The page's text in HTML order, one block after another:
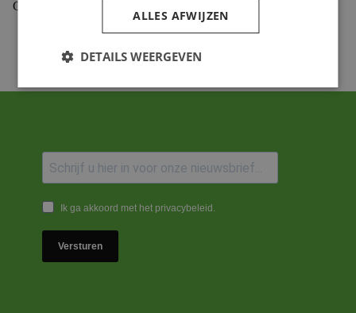
Gekoppelde Motoren
Ik ga akkoord met het privacybeleid.
Versturen
ALLES AFWIJZEN
DETAILS WEERGEVEN